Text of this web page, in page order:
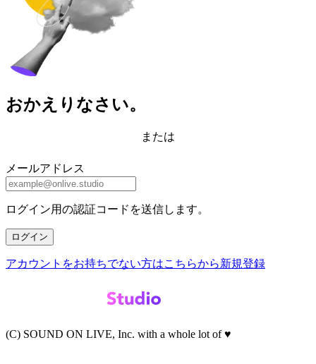
おかえりなさい。
または
メールアドレス
ログイン用の認証コードを送信します。
ログイン
アカウントをお持ちでない方はこちらから新規登録
(C) SOUND ON LIVE, Inc. with a whole lot of ♥